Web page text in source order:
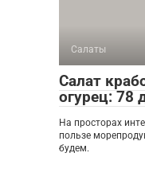
Салаты
Салат
огурец: 78
На просторах
пользе
будем.